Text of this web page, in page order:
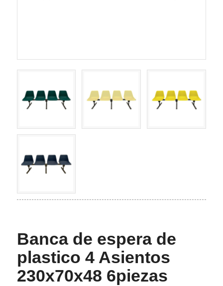
Banca de espera de
plastico 4 Asientos
230x70x48 6piezas